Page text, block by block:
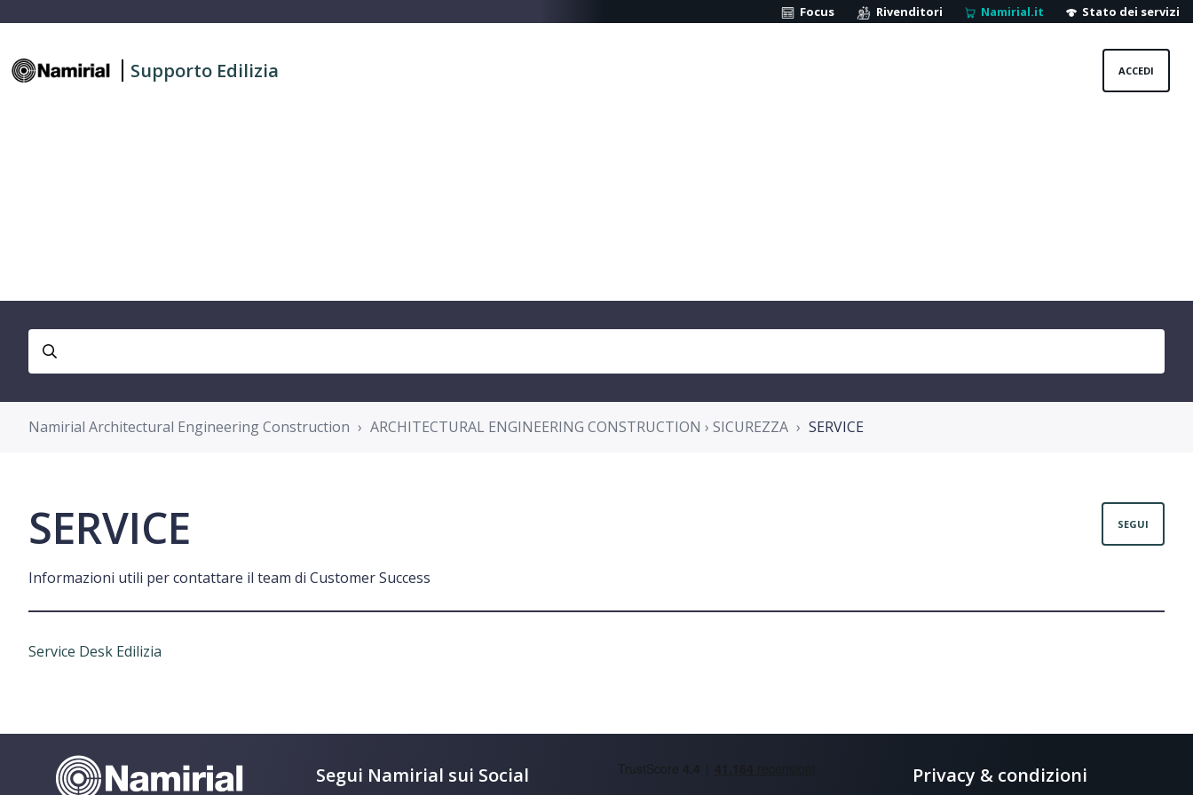
Focus Rivenditori Namirial.it Stato dei servizi
Supporto Edilizia ACCEDI
Namirial Architectural Engineering Construction ARCHITECTURAL ENGINEERING CONSTRUCTION › SICUREZZA SERVICE
SERVICE
Informazioni utili per contattare il team di Customer Success
SEGUI
Service Desk Edilizia
Segui Namirial sui Social Privacy & condizioni